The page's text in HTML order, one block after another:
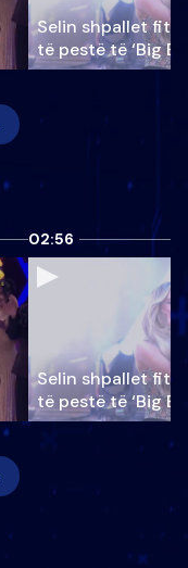
Selin shpallet
të pestë të ‘Big
02:56
Selin shpallet
të pestë të ‘Big